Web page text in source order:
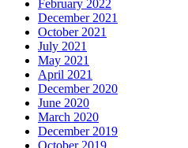
February 2022
December 2021
October 2021
July 2021
May 2021
April 2021
December 2020
June 2020
March 2020
December 2019
October 2019